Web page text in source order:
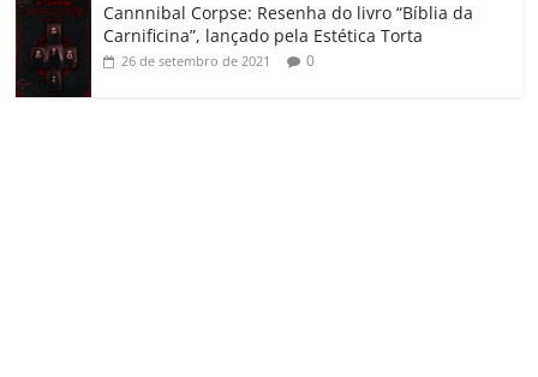
Cannnibal Corpse: Resenha do livro “Bíblia da
Carnificina”, lançado pela Estética Torta
26 de setembro de 2021 0